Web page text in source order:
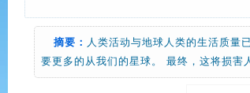
摘要： 人类活动与地球人类的生活质量
要更多的从我们的星球。 最终，这将损